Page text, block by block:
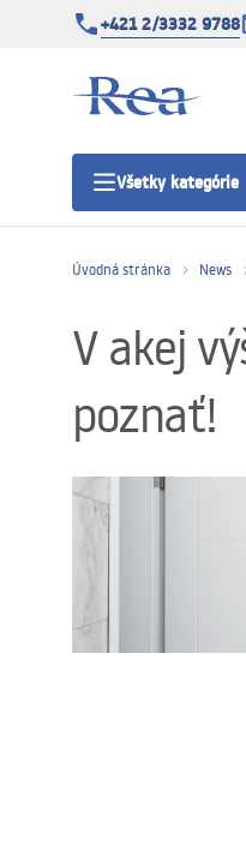
+421 2/3332 9788
Všetky kategórie
Sprchové
Sprchové
Sprchové žľaby
Úvodná stránka News
V akej
poznať!